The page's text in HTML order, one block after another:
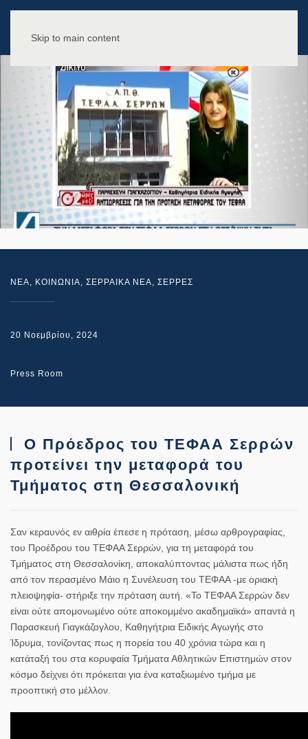
Skip to main content
NEA, ΚΟΙΝΩΝΙΑ, ΣΕΡΡΑΙΚΑ ΝΕΑ, ΣΕΡΡΕΣ
20 Νοεμβρίου, 2024
Press Room
Ο Πρόεδρος του ΤΕΦΑΑ Σερρών
προτείνει την μεταφορά του
Τμήματος στη Θεσσαλονική
Σαν κεραυνός εν αιθρία έπεσε η πρόταση, μέσω αρθρογραφίας,
του Προέδρου του ΤΕΦΑΑ Σερρών, για τη μεταφορά του
Τμήματος στη Θεσσαλονίκη, αποκαλύπτοντας μάλιστα πως ήδη
από τον περασμένο Μάιο η Συνέλευση του ΤΕΦΑΑ -με οριακή
πλειοψηφία- στήριξε την πρόταση αυτή. «Το ΤΕΦΑΑ Σερρών δεν
είναι ούτε απομονωμένο ούτε αποκομμένο ακαδημαϊκά» απαντά η
Παρασκευή Γιαγκάζογλου, Καθηγήτρια Ειδικής Αγωγής στο
Ίδρυμα, τονίζοντας πως η πορεία του 40 χρόνια τώρα και η
κατάταξή του στα κορυφαία Τμήματα Αθλητικών Επιστημών στον
κόσμο δείχνει ότι πρόκειται για ένα καταξιωμένο τμήμα με
προοπτική στο μέλλον.